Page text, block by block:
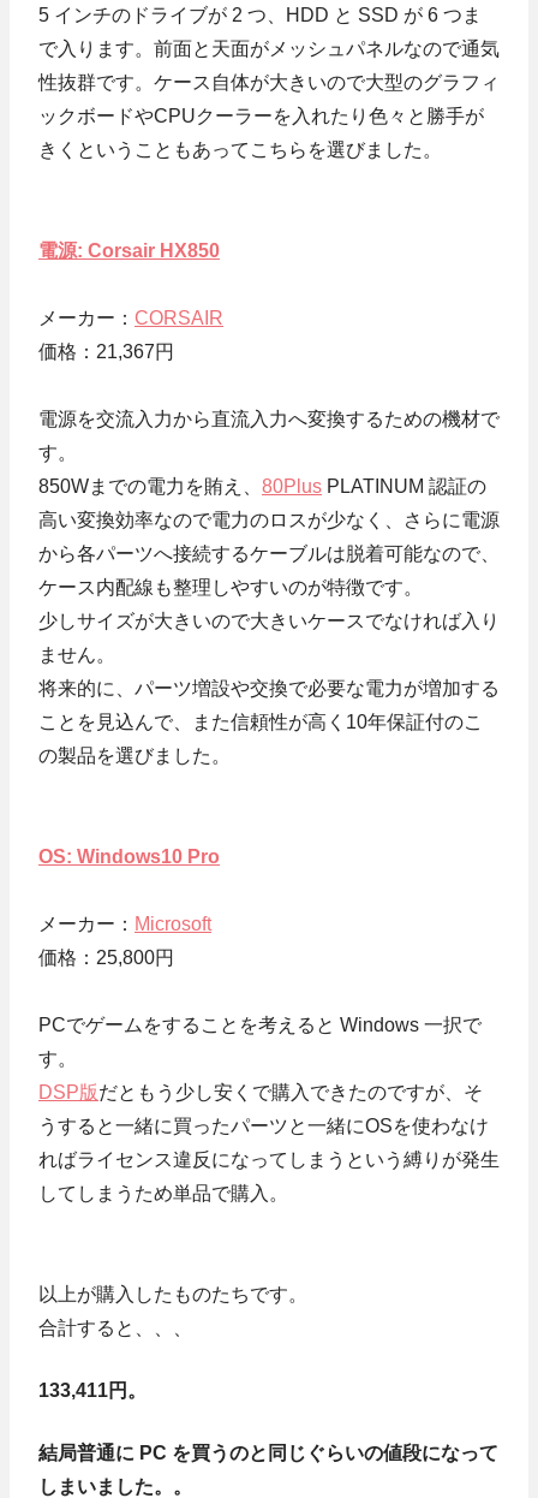
5 インチのドライブが 2 つ、HDD と SSD が 6 つま
で入ります。前面と天面がメッシュパネルなので通気
性抜群です。ケース自体が大きいので大型のグラフィ
ックボードやCPUクーラーを入れたり色々と勝手が
きくということもあってこちらを選びました。
電源: Corsair HX850
メーカー： CORSAIR
価格：21,367円
電源を交流入力から直流入力へ変換するための機材で
す。
850Wまでの電力を賄え、 80Plus PLATINUM 認証の
高い変換効率なので電力のロスが少なく、さらに電源
から各パーツへ接続するケーブルは脱着可能なので、
ケース内配線も整理しやすいのが特徴です。
少しサイズが大きいので大きいケースでなければ入り
ません。
将来的に、パーツ増設や交換で必要な電力が増加する
ことを見込んで、また信頼性が高く10年保証付のこ
の製品を選びました。
OS: Windows10 Pro
メーカー： Microsoft
価格：25,800円
PCでゲームをすることを考えると Windows 一択で
す。
DSP版だともう少し安くで購入できたのですが、そ
うすると一緒に買ったパーツと一緒にOSを使わなけ
ればライセンス違反になってしまうという縛りが発生
してしまうため単品で購入。
以上が購入したものたちです。
合計すると、、、
133,411円。
結局普通に PC を買うのと同じぐらいの値段になって
しまいました。。